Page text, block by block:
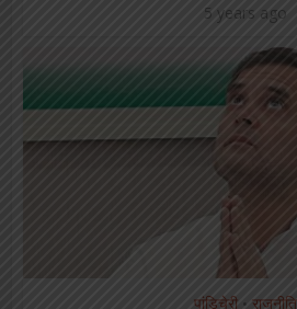
5 years ago
पांडिचेरी • राजनीति